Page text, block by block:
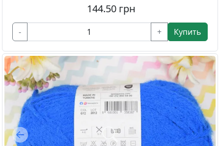
144.50 грн
- + Купить
Previous